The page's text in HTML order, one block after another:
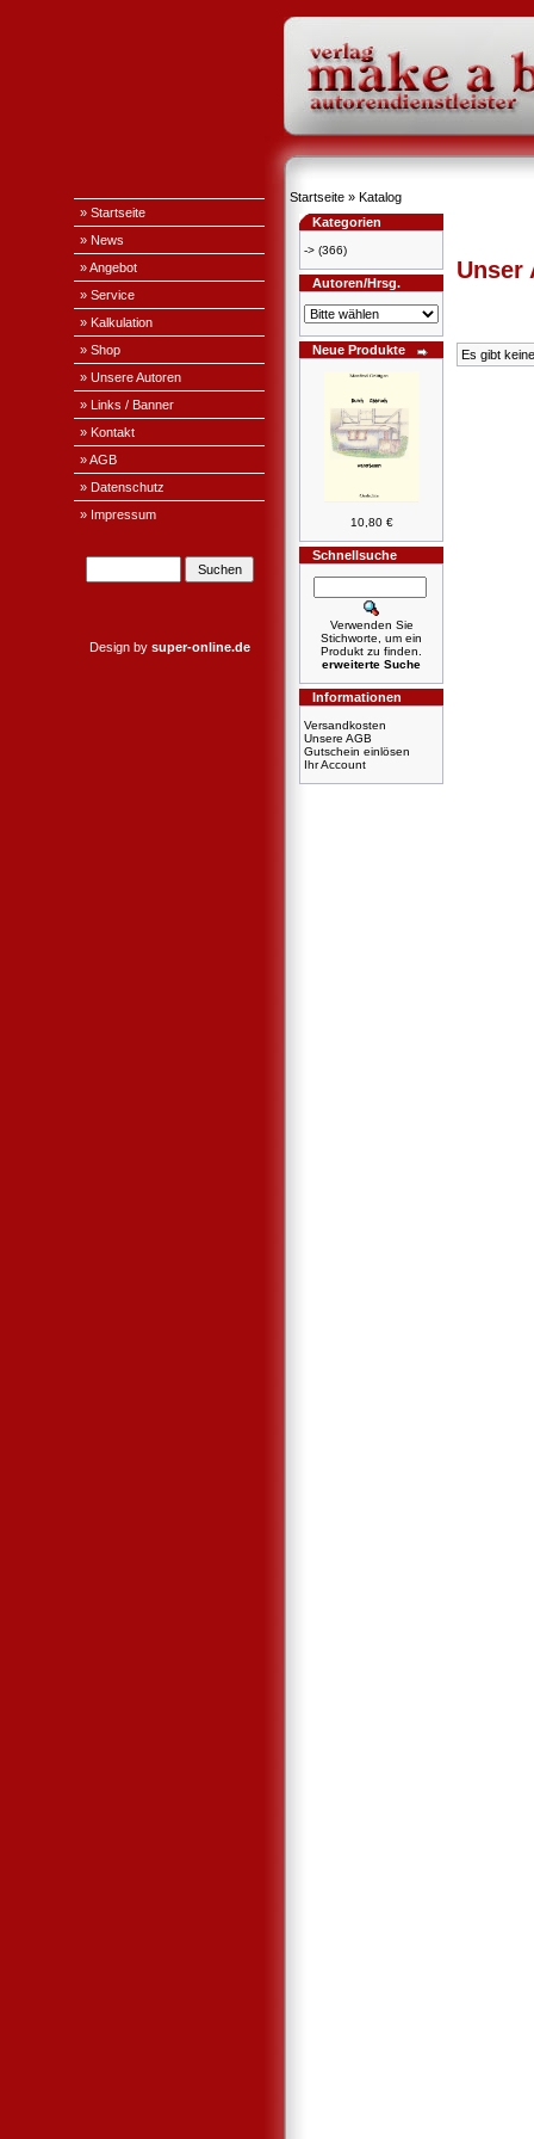
» Startseite
» News
» Angebot
» Service
» Kalkulation
» Shop
» Unsere Autoren
» Links / Banner
» Kontakt
» AGB
» Datenschutz
» Impressum
Design by super-online.de
Startseite » Katalog
Kategorien
-> (366)
Autoren/Hrsg.
Neue Produkte
10,80 €
Schnellsuche
Verwenden Sie
Stichworte, um ein
Produkt zu finden.
erweiterte Suche
Informationen
Versandkosten
Unsere AGB
Gutschein einlösen
Ihr Account
Unser
Es gibt